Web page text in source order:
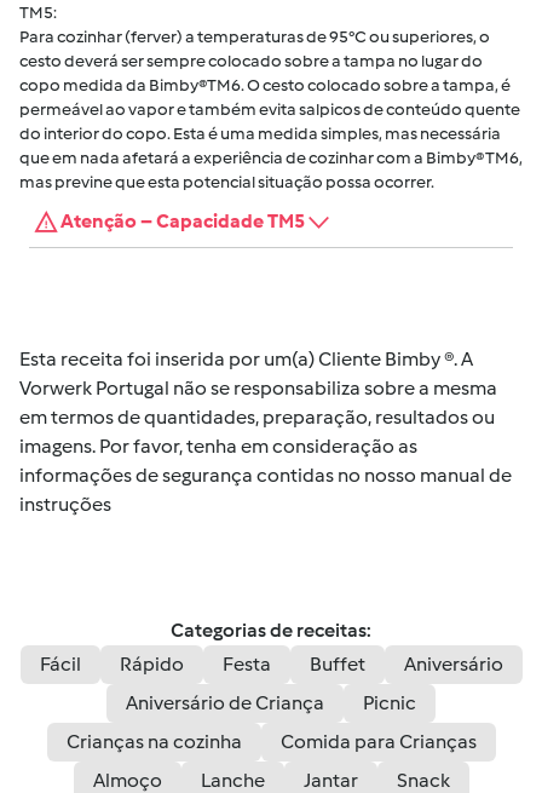
TM5:
Para cozinhar (ferver) a temperaturas de 95°C ou superiores, o
cesto deverá ser sempre colocado sobre a tampa no lugar do
copo medida da Bimby®TM6. O cesto colocado sobre a tampa, é
permeável ao vapor e também evita salpicos de conteúdo quente
do interior do copo. Esta é uma medida simples, mas necessária
que em nada afetará a experiência de cozinhar com a Bimby® TM6,
mas previne que esta potencial situação possa ocorrer.
Atenção – Capacidade TM5
Esta receita foi inserida por um(a) Cliente Bimby ®. A
Vorwerk Portugal não se responsabiliza sobre a mesma
em termos de quantidades, preparação, resultados ou
imagens. Por favor, tenha em consideração as
informações de segurança contidas no nosso manual de
instruções
Categorias de receitas:
Fácil
Rápido Festa Buffet
Aniversário
Aniversário de Criança
Picnic
Crianças na cozinha
Comida para Crianças
Almoço
Lanche Jantar
Snack